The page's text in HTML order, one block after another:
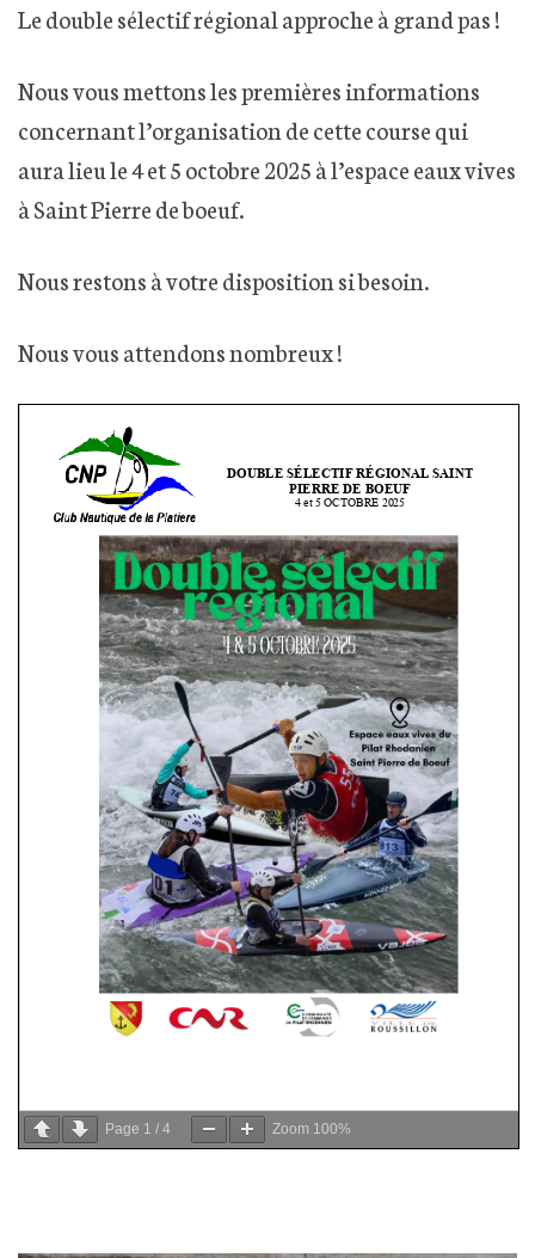
Le double sélectif régional approche à grand pas !
Nous vous mettons les premières informations
concernant l’organisation de cette course qui
aura lieu le 4 et 5 octobre 2025 à l’espace eaux vives
à Saint Pierre de boeuf.
Nous restons à votre disposition si besoin.
Nous vous attendons nombreux !
Page 1 / 4 Zoom 100%